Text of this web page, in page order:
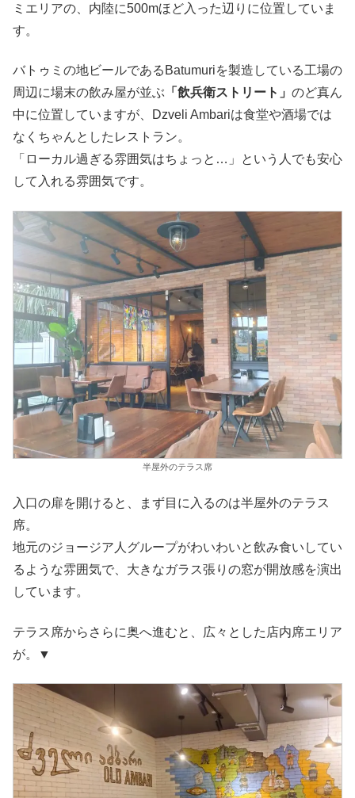
ミエリアの、内陸に500mほど入った辺りに位置していま
す。
バトゥミの地ビールであるBatumuriを製造している工場の
周辺に場末の飲み屋が並ぶ 「飲兵衛ストリート」 のど真ん
中に位置していますが、Dzveli Ambariは食堂や酒場では
なくちゃんとしたレストラン。
「ローカル過ぎる雰囲気はちょっと…」という人でも安心
して入れる雰囲気です。
半屋外のテラス席
入口の扉を開けると、まず目に入るのは半屋外のテラス
席。
地元のジョージア人グループがわいわいと飲み食いしてい
るような雰囲気で、大きなガラス張りの窓が開放感を演出
しています。
テラス席からさらに奥へ進むと、広々とした店内席エリア
が。▼